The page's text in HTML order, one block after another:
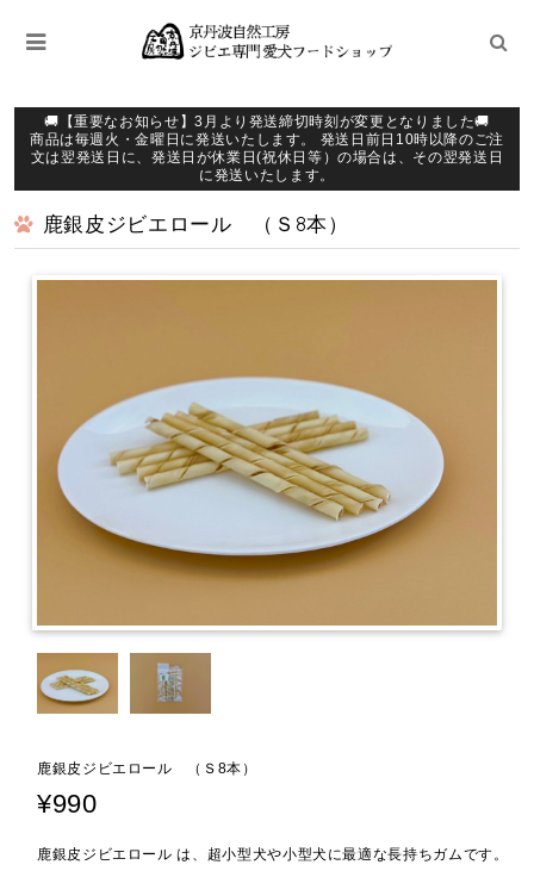
🚚【重要なお知らせ】3月より発送締切時刻が変更となりました🚚
商品は毎週火・金曜日に発送いたします。 発送日前日10時以降のご注
文は翌発送日に、発送日が休業日(祝休日等）の場合は、その翌発送日
に発送いたします。
鹿銀皮ジビエロール （Ｓ8本）
鹿銀皮ジビエロール （Ｓ8本）
¥990
鹿銀皮ジビエロール は、超小型犬や小型犬に最適な長持ちガムです。